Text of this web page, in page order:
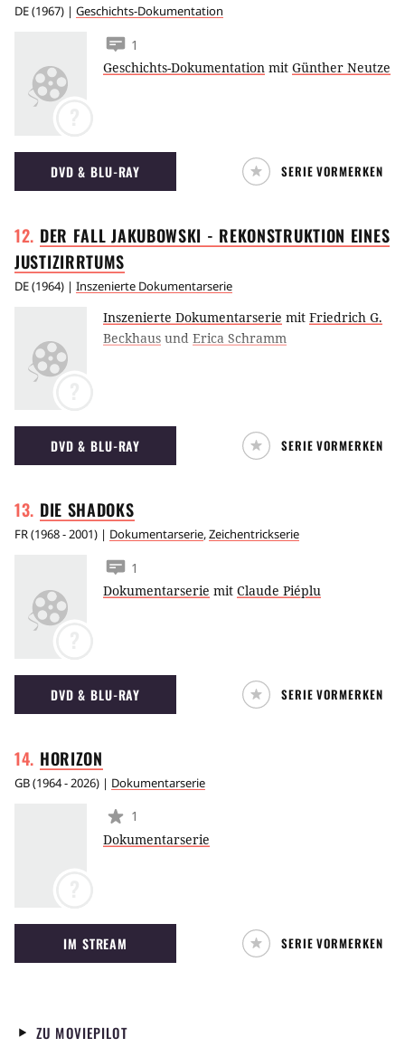
DE(1967) | Geschichts-Dokumentation
1
Geschichts-Dokumentation mit Günther Neutze
DVD & BLU-RAY SERIE VORMERKEN
DER FALL JAKUBOWSKI - REKONSTRUKTION EINES
JUSTIZIRRTUMS
DE(1964) | Inszenierte Dokumentarserie
Inszenierte Dokumentarserie mit Friedrich G.
Beckhaus und Erica Schramm
DVD & BLU-RAY SERIE VORMERKEN
DIE SHADOKS
FR(1968 - 2001) | Dokumentarserie,Zeichentrickserie
1
Dokumentarserie mit Claude Piéplu
DVD & BLU-RAY SERIE VORMERKEN
HORIZON
GB(1964 - 2026) | Dokumentarserie
1
Dokumentarserie
IM STREAM SERIE VORMERKEN
ZU MOVIEPILOT